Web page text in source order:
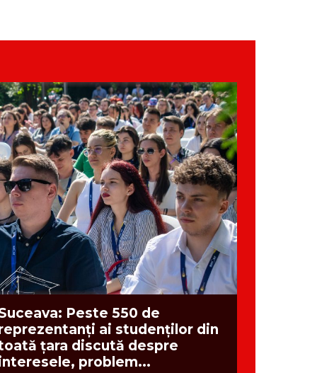
Peste 550 de
ai studenților din
țara discută despre
problem...